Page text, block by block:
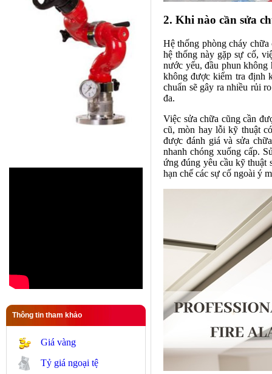
Thông tin tham khảo
Giá vàng
Tỷ giá ngoại tệ
2. Khi nào cần sửa
Hệ thống phòng cháy
hệ thống này gặp sự cố,
nước yếu, đầu phun không
không được kiểm tra định
chuẩn sẽ gây ra nhiều rủi
đa.
Việc sửa chữa cũng cần
cũ, mòn hay lỗi kỹ thuật
được đánh giá và sửa
nhanh chóng xuống cấp.
ứng đúng yêu cầu kỹ thuật
hạn chế các sự cố ngoài ý